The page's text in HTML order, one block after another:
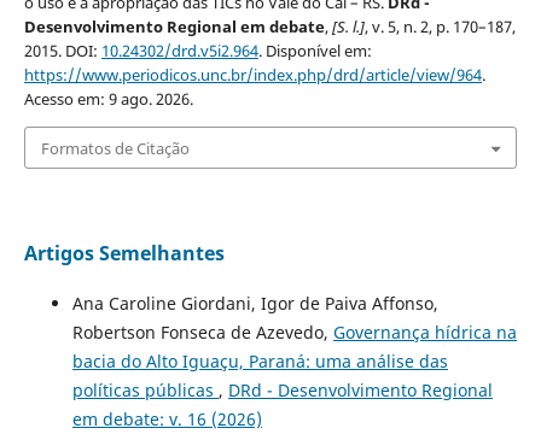
Desenvolvimento Regional em debate,[S. l.], v. 5, n. 2, p. 170–187,
2015. DOI: 10.24302/drd.v5i2.964. Disponível em:
https://www.periodicos.unc.br/index.php/drd/article/view/964.
Acesso em: 9 ago. 2026.
Formatos de Citação
Artigos Semelhantes
Ana Caroline Giordani, Igor de Paiva Affonso,
Robertson Fonseca de Azevedo, Governança hídrica na
bacia do Alto Iguaçu, Paraná: uma análise das
políticas públicas , DRd - Desenvolvimento Regional
em debate: v. 16 (2026)